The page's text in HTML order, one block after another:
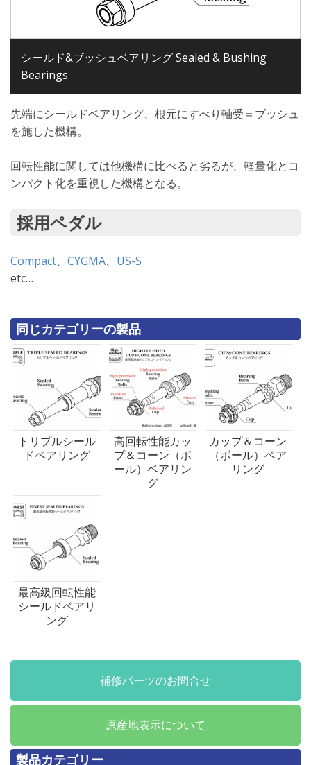
シールド&ブッシュベアリング Sealed & Bushing
Bearings
先端にシールドベアリング、根元にすべり軸受＝ブッシュ
を施した機構。
回転性能に関しては他機構に比べると劣るが、軽量化とコ
ンパクト化を重視した機構となる。
採用ペダル
Compact、 CYGMA、 US-S
etc…
同じカテゴリーの製品
トリプルシール
ドベアリング
高回転性能カッ
プ＆コーン（ボ
ール）ベアリン
グ
カップ＆コーン
（ボール）ベア
リング
最高級回転性能
シールドベアリ
ング
補修パーツのお問合せ
原産地表示について
製品カテゴリー